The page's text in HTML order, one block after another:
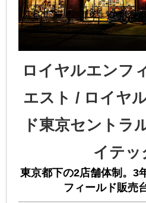
ロイヤルエンフ
エスト / ロイヤ
ド東京セントラ
イテッ
東京都下の2店舗体制。3
フィールド販売